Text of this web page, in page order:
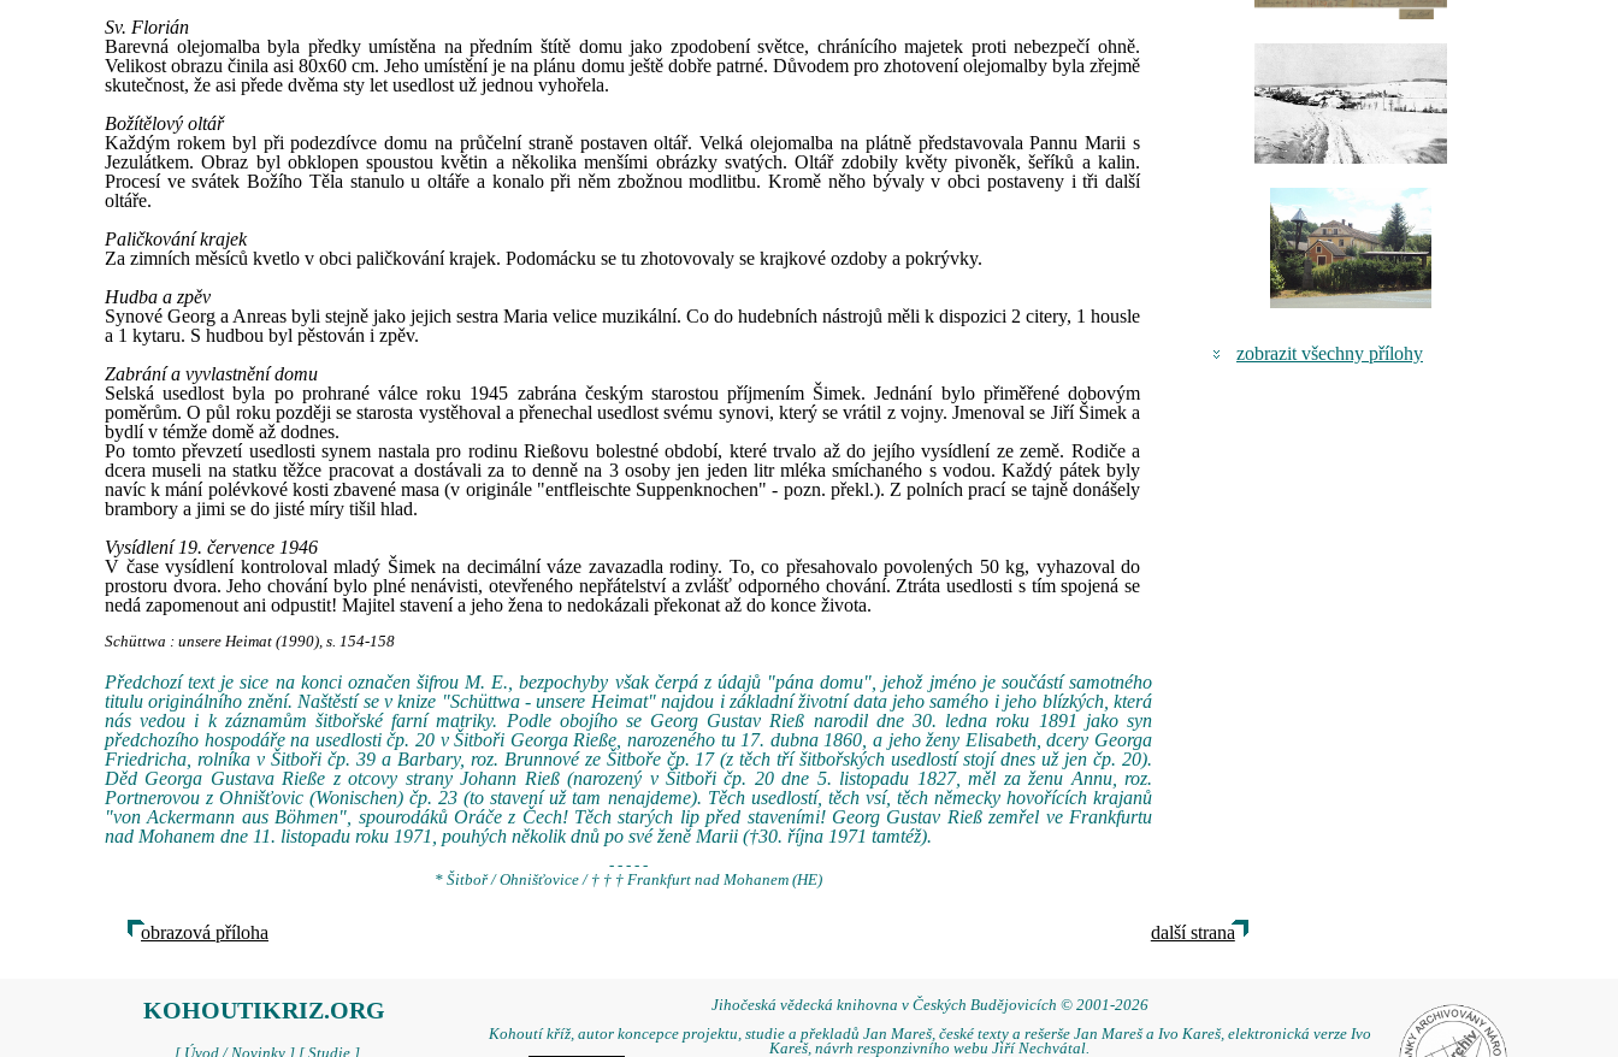
Sv. Florián
Barevná olejomalba byla předky umístěna na předním štítě domu jako zpodobení světce, chránícího majetek proti nebezpečí ohně.
Velikost obrazu činila asi 80x60 cm. Jeho umístění je na plánu domu ještě dobře patrné. Důvodem pro zhotovení olejomalby byla zřejmě
skutečnost, že asi přede dvěma sty let usedlost už jednou vyhořela.
Božítělový oltář
Každým rokem byl při podezdívce domu na průčelní straně postaven oltář. Velká olejomalba na plátně představovala Pannu Marii s
Jezulátkem. Obraz byl obklopen spoustou květin a několika menšími obrázky svatých. Oltář zdobily květy pivoněk, šeříků a kalin.
Procesí ve svátek Božího Těla stanulo u oltáře a konalo při něm zbožnou modlitbu. Kromě něho bývaly v obci postaveny i tři další
oltáře.
Paličkování krajek
Za zimních měsíců kvetlo v obci paličkování krajek. Podomácku se tu zhotovovaly se krajkové ozdoby a pokrývky.
Hudba a zpěv
Synové Georg a Anreas byli stejně jako jejich sestra Maria velice muzikální. Co do hudebních nástrojů měli k dispozici 2 citery, 1 housle
a 1 kytaru. S hudbou byl pěstován i zpěv.
Zabrání a vyvlastnění domu
Selská usedlost byla po prohrané válce roku 1945 zabrána českým starostou příjmením Šimek. Jednání bylo přiměřené dobovým
poměrům. O půl roku později se starosta vystěhoval a přenechal usedlost svému synovi, který se vrátil z vojny. Jmenoval se Jiří Šimek a
bydlí v témže domě až dodnes.
Po tomto převzetí usedlosti synem nastala pro rodinu Rießovu bolestné období, které trvalo až do jejího vysídlení ze země. Rodiče a
dcera museli na statku těžce pracovat a dostávali za to denně na 3 osoby jen jeden litr mléka smíchaného s vodou. Každý pátek byly
navíc k mání polévkové kosti zbavené masa (v originále "entfleischte Suppenknochen" - pozn. překl.). Z polních prací se tajně donášely
brambory a jimi se do jisté míry tišil hlad.
Vysídlení 19. července 1946
V čase vysídlení kontroloval mladý Šimek na decimální váze zavazadla rodiny. To, co přesahovalo povolených 50 kg, vyhazoval do
prostoru dvora. Jeho chování bylo plné nenávisti, otevřeného nepřátelství a zvlášť odporného chování. Ztráta usedlosti s tím spojená se
nedá zapomenout ani odpustit! Majitel stavení a jeho žena to nedokázali překonat až do konce života.
Schüttwa : unsere Heimat (1990), s. 154-158
Předchozí text je sice na konci označen šifrou M. E., bezpochyby však čerpá z údajů "pána domu", jehož jméno je součástí samotného
titulu originálního znění. Naštěstí se v knize "Schüttwa - unsere Heimat" najdou i základní životní data jeho samého i jeho blízkých, která
nás vedou i k záznamům šitbořské farní matriky. Podle obojího se Georg Gustav Rieß narodil dne 30. ledna roku 1891 jako syn
předchozího hospodáře na usedlosti čp. 20 v Šitboři Georga Rieße, narozeného tu 17. dubna 1860, a jeho ženy Elisabeth, dcery Georga
Friedricha, rolníka v Šitboři čp. 39 a Barbary, roz. Brunnové ze Šitboře čp. 17 (z těch tří šitbořských usedlostí stojí dnes už jen čp. 20).
Děd Georga Gustava Rieße z otcovy strany Johann Rieß (narozený v Šitboři čp. 20 dne 5. listopadu 1827, měl za ženu Annu, roz.
Portnerovou z Ohnišťovic (Wonischen) čp. 23 (to stavení už tam nenajdeme). Těch usedlostí, těch vsí, těch německy hovořících krajanů
"von Ackermann aus Böhmen", spourodáků Oráče z Čech! Těch starých lip před staveními! Georg Gustav Rieß zemřel ve Frankfurtu
nad Mohanem dne 11. listopadu roku 1971, pouhých několik dnů po své ženě Marii (†30. října 1971 tamtéž).
- - - - -
* Šitboř / Ohnišťovice / † † † Frankfurt nad Mohanem (HE)
zobrazit všechny přílohy
obrazová příloha další strana
KOHOUTIKRIZ.ORG
[ Úvod / Novinky ] [ Studie ]
Jihočeská vědecká knihovna v Českých Budějovicích © 2001-2026
Kohoutí kříž, autor koncepce projektu, studie a překladů Jan Mareš, české texty a rešerše Jan Mareš a Ivo Kareš, elektronická verze Ivo
Kareš, návrh responzivního webu Jiří Nechvátal.